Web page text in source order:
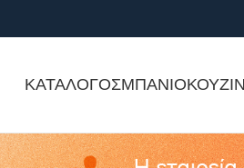
ΚΑΤΑΛΟΓΟΣΜΠΑΝΙΟ